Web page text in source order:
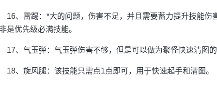
16、雷踢：*大的问题，伤害不足，并且需要蓄力提升技能
是优先级必满技能。
17、气玉弹：气玉弹伤害不够，但是可以做为聚怪快速清图
18、旋风腿：该技能只需点1点即可，用于快速起手和清图。